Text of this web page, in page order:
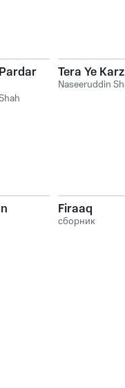
Tera Ye Karz
Naseeruddin
Firaaq
сборник